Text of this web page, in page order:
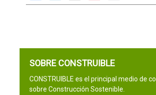
SOBRE CONSTRUIBLE
CONSTRUIBLE es el principal medio de
sobre Construcción Sostenible.